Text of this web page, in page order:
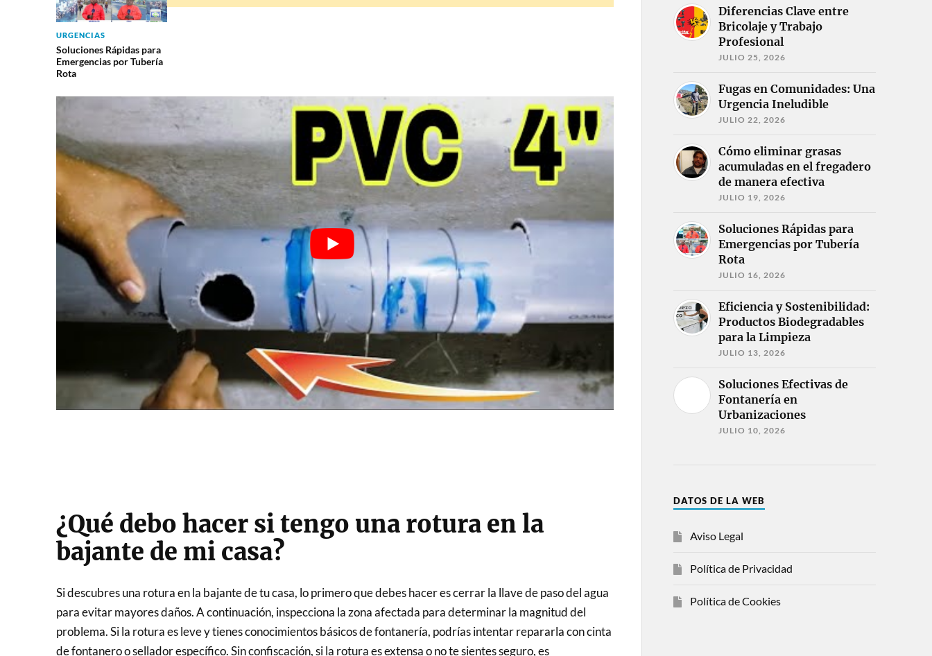
URGENCIAS
Soluciones Rápidas para
Emergencias por Tubería
Rota
¿Qué debo hacer si tengo una rotura en la
bajante de mi casa?
Si descubres una rotura en la bajante de tu casa, lo primero que debes hacer es cerrar la llave de paso del agua
para evitar mayores daños. A continuación, inspecciona la zona afectada para determinar la magnitud del
problema. Si la rotura es leve y tienes conocimientos básicos de fontanería, podrías intentar repararla con cinta
de fontanero o sellador específico. Sin confiscación, si la rotura es extensa o no te sientes seguro, es
Diferencias Clave entre
Bricolaje y Trabajo
Profesional
JULIO 25, 2026
Fugas en Comunidades: Una
Urgencia Ineludible
JULIO 22, 2026
Cómo eliminar grasas
acumuladas en el fregadero
de manera efectiva
JULIO 19, 2026
Soluciones Rápidas para
Emergencias por Tubería
Rota
JULIO 16, 2026
Eficiencia y Sostenibilidad:
Productos Biodegradables
para la Limpieza
JULIO 13, 2026
Soluciones Efectivas de
Fontanería en
Urbanizaciones
JULIO 10, 2026
DATOS DE LA WEB
Aviso Legal
Política de Privacidad
Política de Cookies